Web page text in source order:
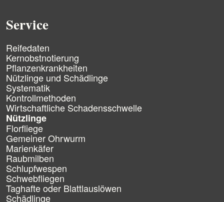
e
r
p
r
i
n
g
e
n
Service
N
a
v
i
g
a
t
i
o
n
ü
b
e
r
s
p
r
Reifedaten
Kernobstnotierung
Pflanzenkrankheiten
Nützlinge und Schädlinge
Systematik
Kontrollmethoden
Wirtschaftliche Schadensschwelle
Nützlinge
Florfliege
Gemeiner Ohrwurm
Marienkäfer
Raubmilben
Schlupfwespen
Schwebfliegen
Taghafte oder Blattlauslöwen
Schädlinge